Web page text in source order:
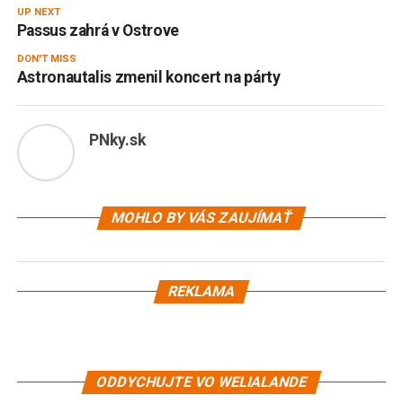
UP NEXT
Passus zahrá v Ostrove
DON'T MISS
Astronautalis zmenil koncert na párty
PNky.sk
MOHLO BY VÁS ZAUJÍMAŤ
REKLAMA
ODDYCHUJTE VO WELIALANDE